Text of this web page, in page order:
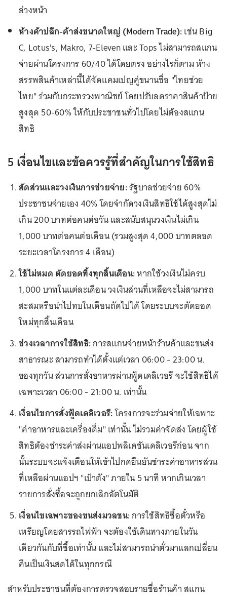
ล่วงหน้า
ห้างค้าปลีก-ค้าส่งขนาดใหญ่ (Modern Trade):เช่น Big
C, Lotus's, Makro, 7-Eleven และ Tops ไม่สามารถสแกน
จ่ายผ่านโครงการ 60/40 ได้โดยตรง อย่างไรก็ตาม ห้าง
สรรพสินค้าเหล่านี้ได้จัดแคมเปญคู่ขนานชื่อ "ไทยช่วย
ไทย" ร่วมกับกระทรวงพาณิชย์ โดยปรับลดราคาสินค้าป้าย
สูงสุด 50-60% ให้กับประชาชนทั่วไปโดยไม่ต้องสแกน
สิทธิ
5 เงื่อนไขและข้อควรรู้ที่สำคัญในการใช้สิทธิ
สัดส่วนและวงเงินการช่วยจ่าย:รัฐบาลช่วยจ่าย 60%
ประชาชนจ่ายเอง 40% โดยจำกัดวงเงินสิทธิใช้ได้สูงสุดไม่
เกิน 200 บาทต่อคนต่อวัน และสนับสนุนวงเงินไม่เกิน
1,000 บาทต่อคนต่อเดือน (รวมสูงสุด 4,000 บาทตลอด
ระยะเวลาโครงการ 4 เดือน)
ใช้ไม่หมด ตัดยอดทิ้งทุกสิ้นเดือน:หากใช้วงเงินไม่ครบ
1,000 บาทในแต่ละเดือน วงเงินส่วนที่เหลือจะไม่สามารถ
สะสมหรือนำไปทบในเดือนถัดไปได้ โดยระบบจะตัดยอด
ใหม่ทุกสิ้นเดือน
ช่วงเวลาการใช้สิทธิ:การสแกนจ่ายหน้าร้านค้าและขนส่ง
สาธารณะ สามารถทำได้ตั้งแต่เวลา 06:00 - 23:00 น.
ของทุกวัน ส่วนการสั่งอาหารผ่านฟู้ดเดลิเวอรี จะใช้สิทธิได้
เฉพาะเวลา 06:00 - 21:00 น. เท่านั้น
เงื่อนไขการสั่งฟู้ดเดลิเวอรี:โครงการจะร่วมจ่ายให้เฉพาะ
"ค่าอาหารและเครื่องดื่ม" เท่านั้น ไม่รวมค่าจัดส่ง โดยผู้ใช้
สิทธิต้องชำระค่าส่งผ่านแอปพลิเคชันเดลิเวอรีก่อน จาก
นั้นระบบจะแจ้งเตือนให้เข้าไปกดยืนยันชำระค่าอาหารส่วน
ที่เหลือผ่านแอปฯ "เป๋าตัง" ภายใน 5 นาที หากเกินเวลา
รายการสั่งซื้อจะถูกยกเลิกอัตโนมัติ
เงื่อนไขเฉพาะของขนส่งมวลชน:การใช้สิทธิซื้อตั๋วหรือ
เหรียญโดยสารรถไฟฟ้า จะต้องใช้เดินทางภายในวัน
เดียวกันกับที่ซื้อเท่านั้น และไม่สามารถนำตั๋วมาแลกเปลี่ยน
คืนเป็นเงินสดได้ในทุกกรณี
สำหรับประชาชนที่ต้องการตรวจสอบรายชื่อร้านค้า สแกน